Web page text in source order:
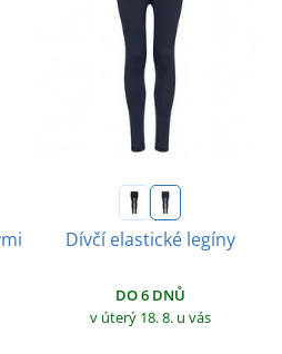
Dívčí elastické legíny
DO 6 DNŮ
v úterý 18. 8. u vás